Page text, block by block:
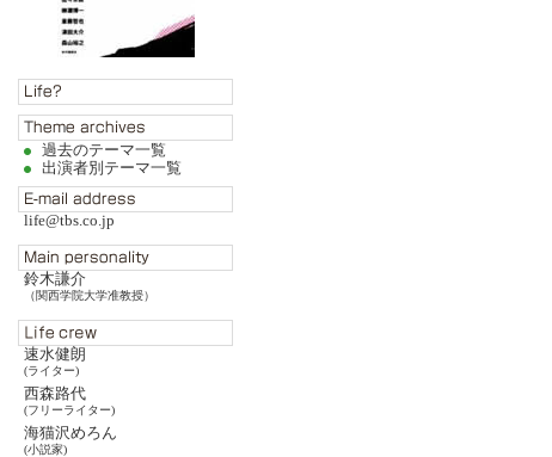
過去のテーマ一覧
出演者別テーマ一覧
life@tbs.co.jp
鈴木謙介
（関西学院大学准教授）
速水健朗
(ライター)
西森路代
(フリーライター)
海猫沢めろん
(小説家)